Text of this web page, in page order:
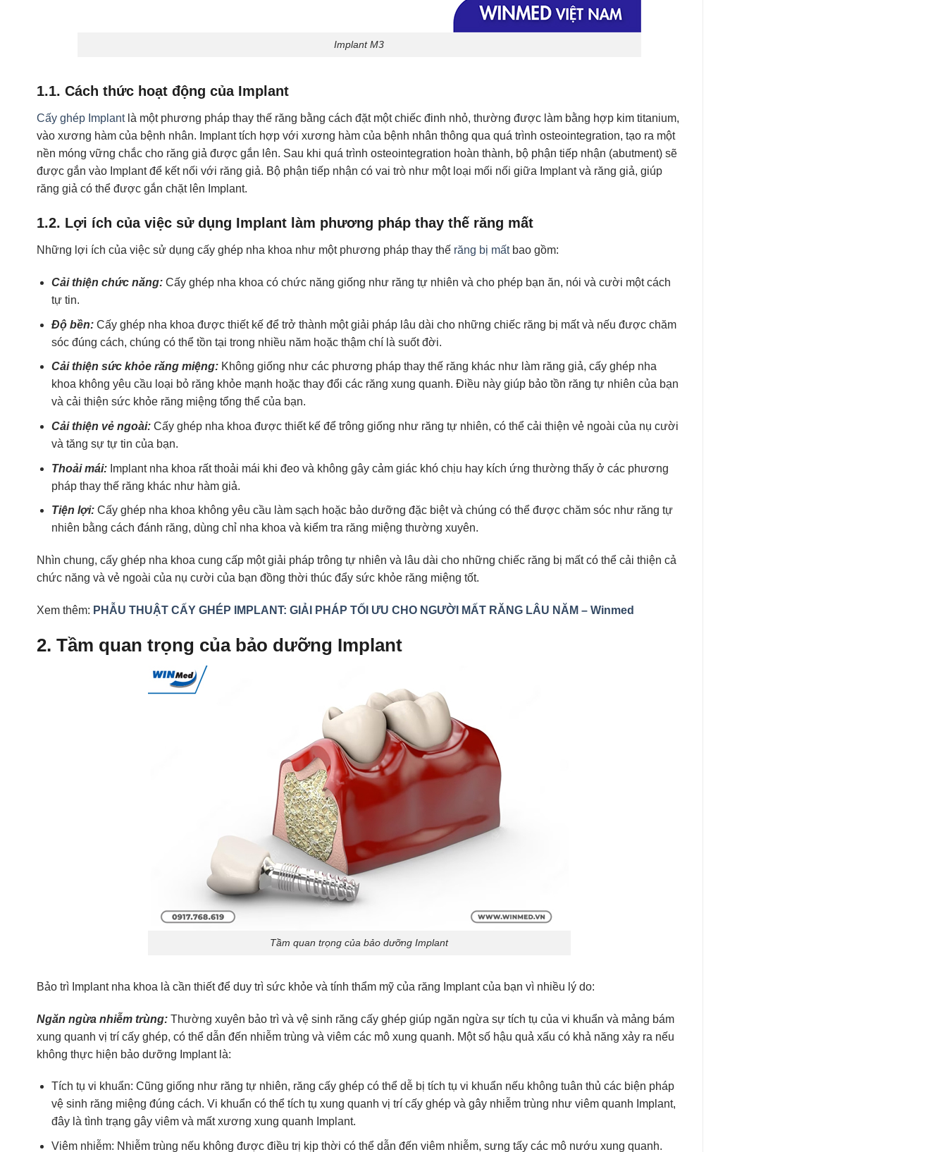
Implant M3
1.1. Cách thức hoạt động của Implant
Cấy ghép Implantlà một phương pháp thay thế răng bằng cách đặt một chiếc đinh nhỏ, thường được làm bằng hợp kim titanium,
vào xương hàm của bệnh nhân. Implant tích hợp với xương hàm của bệnh nhân thông qua quá trình osteointegration, tạo ra một
nền móng vững chắc cho răng giả được gắn lên. Sau khi quá trình osteointegration hoàn thành, bộ phận tiếp nhận (abutment) sẽ
được gắn vào Implant để kết nối với răng giả. Bộ phận tiếp nhận có vai trò như một loại mối nối giữa Implant và răng giả, giúp
răng giả có thể được gắn chặt lên Implant.
1.2. Lợi ích của việc sử dụng Implant làm phương pháp thay thế răng mất
Những lợi ích của việc sử dụng cấy ghép nha khoa như một phương pháp thay thế răng bị mấtbao gồm:
Cải thiện chức năng:Cấy ghép nha khoa có chức năng giống như răng tự nhiên và cho phép bạn ăn, nói và cười một cách
tự tin.
Độ bền:Cấy ghép nha khoa được thiết kế để trở thành một giải pháp lâu dài cho những chiếc răng bị mất và nếu được chăm
sóc đúng cách, chúng có thể tồn tại trong nhiều năm hoặc thậm chí là suốt đời.
Cải thiện sức khỏe răng miệng:Không giống như các phương pháp thay thế răng khác như làm răng giả, cấy ghép nha
khoa không yêu cầu loại bỏ răng khỏe mạnh hoặc thay đổi các răng xung quanh. Điều này giúp bảo tồn răng tự nhiên của bạn
và cải thiện sức khỏe răng miệng tổng thể của bạn.
Cải thiện vẻ ngoài:Cấy ghép nha khoa được thiết kế để trông giống như răng tự nhiên, có thể cải thiện vẻ ngoài của nụ cười
và tăng sự tự tin của bạn.
Thoải mái:Implant nha khoa rất thoải mái khi đeo và không gây cảm giác khó chịu hay kích ứng thường thấy ở các phương
pháp thay thế răng khác như hàm giả.
Tiện lợi:Cấy ghép nha khoa không yêu cầu làm sạch hoặc bảo dưỡng đặc biệt và chúng có thể được chăm sóc như răng tự
nhiên bằng cách đánh răng, dùng chỉ nha khoa và kiểm tra răng miệng thường xuyên.
Nhìn chung, cấy ghép nha khoa cung cấp một giải pháp trông tự nhiên và lâu dài cho những chiếc răng bị mất có thể cải thiện cả
chức năng và vẻ ngoài của nụ cười của bạn đồng thời thúc đẩy sức khỏe răng miệng tốt.
Xem thêm: PHẪU THUẬT CẤY GHÉP IMPLANT: GIẢI PHÁP TỐI ƯU CHO NGƯỜI MẤT RĂNG LÂU NĂM – Winmed
2. Tầm quan trọng của bảo dưỡng Implant
Tầm quan trọng của bảo dưỡng Implant
Bảo trì Implant nha khoa là cần thiết để duy trì sức khỏe và tính thẩm mỹ của răng Implant của bạn vì nhiều lý do:
Ngăn ngừa nhiễm trùng: Thường xuyên bảo trì và vệ sinh răng cấy ghép giúp ngăn ngừa sự tích tụ của vi khuẩn và mảng bám
xung quanh vị trí cấy ghép, có thể dẫn đến nhiễm trùng và viêm các mô xung quanh. Một số hậu quả xấu có khả năng xảy ra nếu
không thực hiện bảo dưỡng Implant là:
Tích tụ vi khuẩn: Cũng giống như răng tự nhiên, răng cấy ghép có thể dễ bị tích tụ vi khuẩn nếu không tuân thủ các biện pháp
vệ sinh răng miệng đúng cách. Vi khuẩn có thể tích tụ xung quanh vị trí cấy ghép và gây nhiễm trùng như viêm quanh Implant,
đây là tình trạng gây viêm và mất xương xung quanh Implant.
Viêm nhiễm: Nhiễm trùng nếu không được điều trị kịp thời có thể dẫn đến viêm nhiễm, sưng tấy các mô nướu xung quanh.